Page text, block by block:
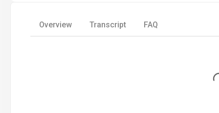
Overview Transcript FAQ